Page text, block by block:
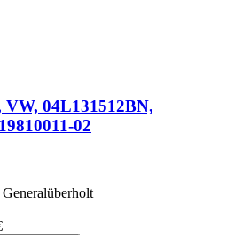
04L131512BN,
02